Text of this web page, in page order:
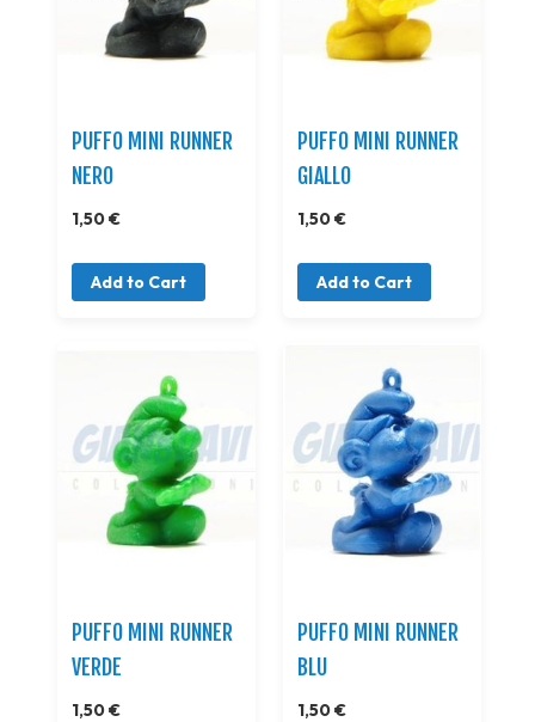
PUFFO MINI RUNNER
NERO
1,50 €
Add to Cart
PUFFO MINI RUNNER
GIALLO
1,50 €
Add to Cart
PUFFO MINI RUNNER
VERDE
1,50 €
PUFFO MINI RUNNER
BLU
1,50 €